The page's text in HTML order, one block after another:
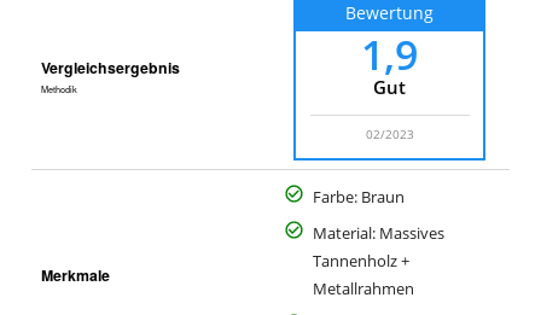
Vergleichsergebnis
Methodik
Bewertung
1,9
Gut
02/2023
Merkmale
Farbe: Braun
Material: Massives
Tannenholz +
Metallrahmen